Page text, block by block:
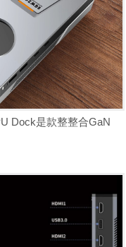
Dock是款整整合GaN